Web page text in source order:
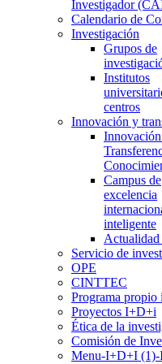
Investigador
Calendario de
Investigación
Grupos de
Institutos
centros
Innovación y
Campus de
excelencia
inteligente
Servicio de
OPE
CINTTEC
Programa propio
Proyectos I+D+i
Ética de la
Comisión de
Menu-I+D+I (1)-